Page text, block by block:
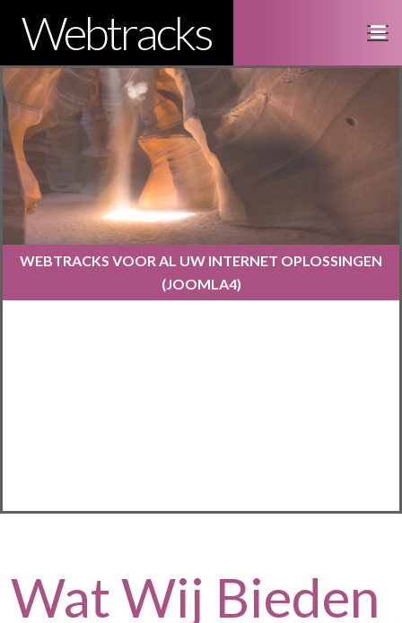
Webtracks
WEBTRACKS VOOR AL UW INTERNET OPLOSSINGEN
(JOOMLA4)
Wat Wij Bieden